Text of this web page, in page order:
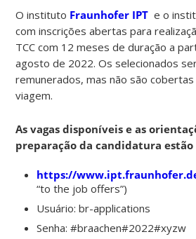
O instituto Fraunhofer IPT e o
com inscrições abertas para
TCC com 12 meses de duração a
agosto de 2022. Os selecionados
remunerados, mas não são
viagem.
As vagas disponíveis e as
preparação da candidatura estão
https://
“to the job offers”)
Usuário: br-applications
Senha: #braachen#2022#xyzw